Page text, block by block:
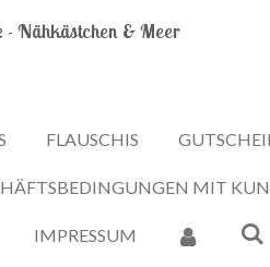
- Nähkästchen & Meer
FLAUSCHIS
MIT
IMPRESSUM